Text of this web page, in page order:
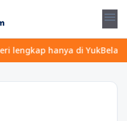
menu
hanya di